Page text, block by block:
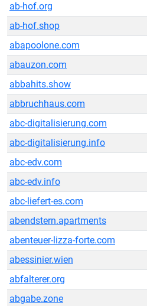
ab-hof.org
ab-hof.shop
abapoolone.com
abauzon.com
abbahits.show
abbruchhaus.com
abc-digitalisierung.com
abc-digitalisierung.info
abc-edv.com
abc-edv.info
abc-liefert-es.com
abendstern.apartments
abenteuer-lizza-forte.com
abessinier.wien
abfalterer.org
abgabe.zone